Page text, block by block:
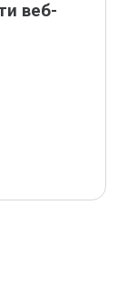
веб-